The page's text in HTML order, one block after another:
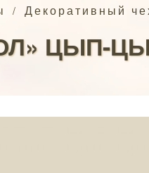
/ Декоративный
ЦЫП-